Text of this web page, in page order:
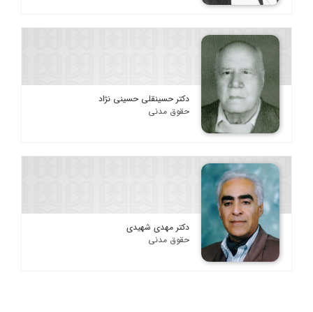
دکتر حسینقلی حسینی نژاد
حقوق مدنی
دکتر مهدی شهیدی
حقوق مدنی